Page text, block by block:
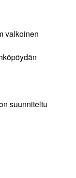
valkoinen
suunniteltu